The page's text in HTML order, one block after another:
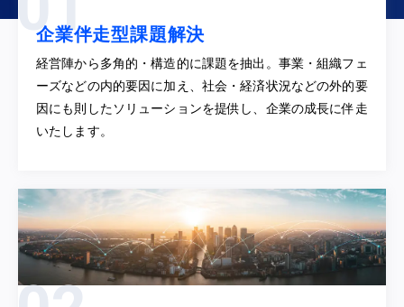
企業伴走型課題解決
経営陣から多角的・構造的に課題を抽出。事業・組織フェ
ーズなどの内的要因に加え、社会・経済状況などの外的要
因にも則したソリューションを提供し、企業の成長に伴走
いたします。